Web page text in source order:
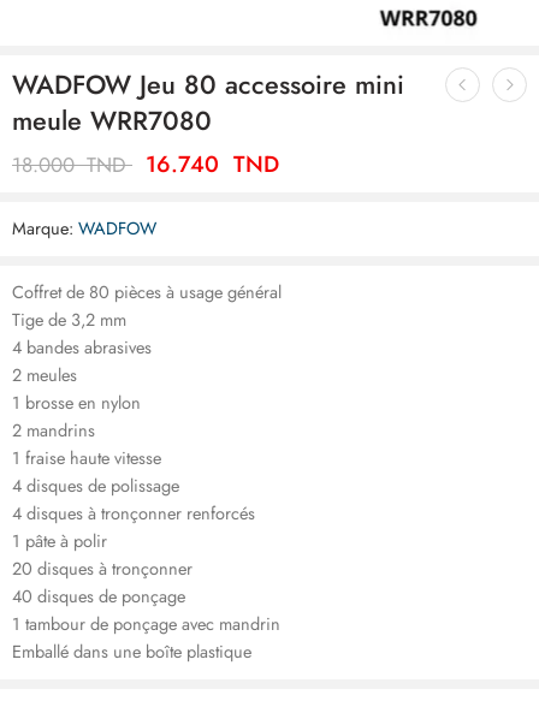
WADFOW Jeu 80 accessoire mini
meule WRR7080
18.000TND 16.740 TND
Marque: WADFOW
Coffret de 80 pièces à usage général
Tige de 3,2 mm
4 bandes abrasives
2 meules
1 brosse en nylon
2 mandrins
1 fraise haute vitesse
4 disques de polissage
4 disques à tronçonner renforcés
1 pâte à polir
20 disques à tronçonner
40 disques de ponçage
1 tambour de ponçage avec mandrin
Emballé dans une boîte plastique